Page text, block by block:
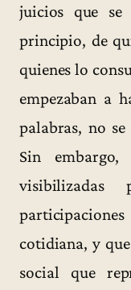
juicios que
principio, de
quienes lo
empezaban a
palabras, no
Sin embargo,
cotidiana, y
social que